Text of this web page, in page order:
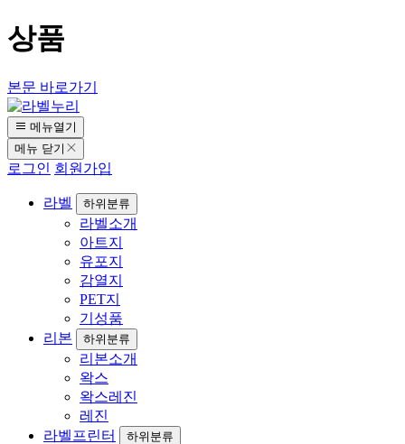
상품
본문 바로가기
메뉴열기
메뉴 닫기
로그인 회원가입
라벨 하위분류
라벨소개
아트지
유포지
감열지
PET지
기성품
리본
하위분류
리본소개
왁스
왁스레진
레진
라벨프린터
하위분류